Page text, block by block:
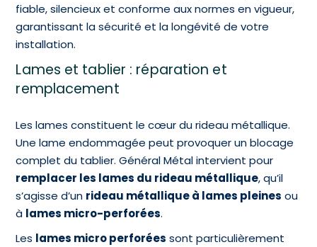
fiable, silencieux et conforme aux normes en vigueur,
garantissant la sécurité et la longévité de votre
installation.
Lames et tablier : réparation et
remplacement
Les lames constituent le cœur du rideau métallique.
Une lame endommagée peut provoquer un blocage
complet du tablier. Général Métal intervient pour
remplacer les lames du rideau métallique, qu’il
s’agisse d’un rideau métallique à lames pleines ou
à lames micro-perforées.
Les lames micro perforées sont particulièrement